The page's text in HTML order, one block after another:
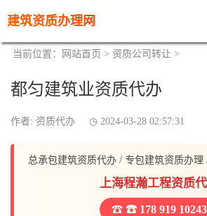
建筑资质办理网
当前位置： 网站首页 > 资质公司转让 >
都匀建筑业资质代办
作者: 资质代办 2024-03-28 02:57:31
总承包建筑资质代办 / 专包建筑资质办
上海程瀚工程资质
☎ 178 919 10243